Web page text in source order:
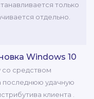
только
отдельно.
Windows 10
со средством
последнюю удачную
клиента .